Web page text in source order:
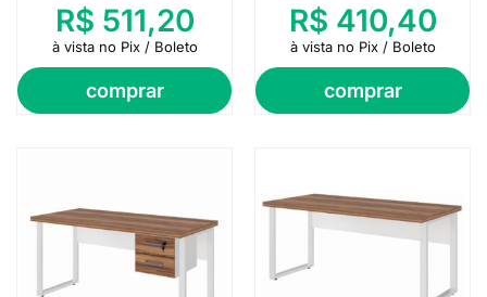
comprar
R$ 511,20
à vista no Pix / Boleto
comprar
R$ 410,40
à vista no Pix / Boleto